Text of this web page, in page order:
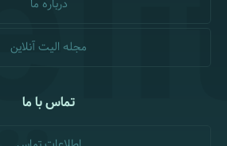
درباره ما
مجله الیت آنلاین
تماس با ما